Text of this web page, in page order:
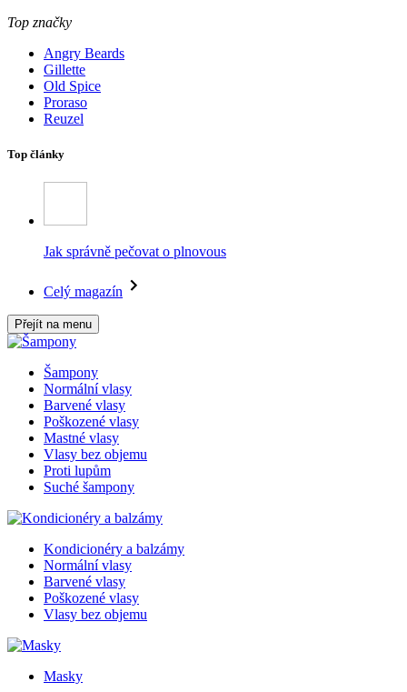
Top značky
Angry Beards
Gillette
Old Spice
Proraso
Reuzel
Top články
Jak správně pečovat o plnovous
Celý magazín
Přejít na menu
Šampony
Normální vlasy
Barvené vlasy
Poškozené vlasy
Mastné vlasy
Vlasy bez objemu
Proti lupům
Suché šampony
Kondicionéry a balzámy
Normální vlasy
Barvené vlasy
Poškozené vlasy
Vlasy bez objemu
Masky